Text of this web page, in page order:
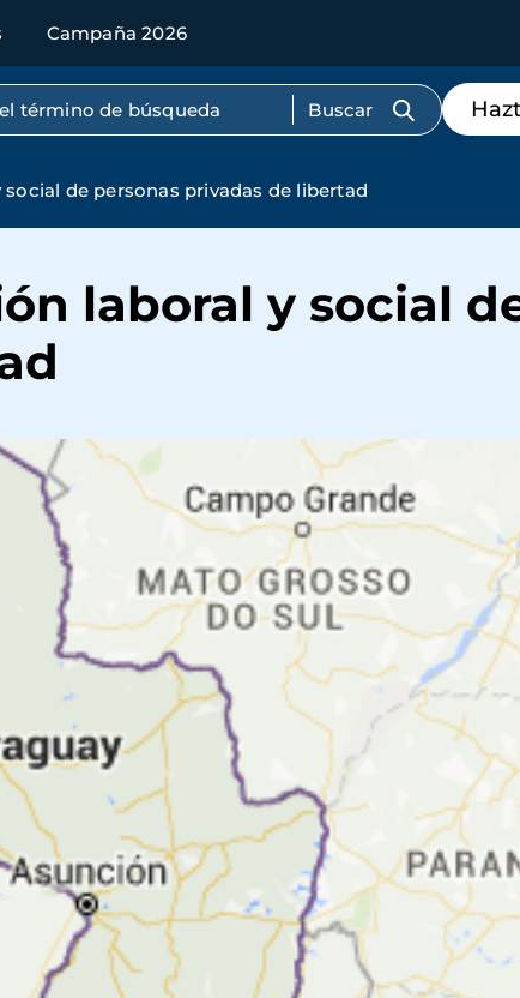
Campaña 2026
por texto completo
Menú
de
de personas privadas de libertad
laboral y social